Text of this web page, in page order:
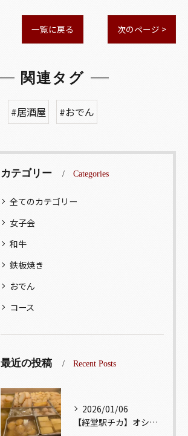
一覧に戻る 次のページ >
関連タグ
#居酒屋 #おでん
カテゴリー Categories
全てのカテゴリー
女子会
和牛
鉄板焼き
おでん
コース
最近の投稿 Recent Posts
2026/01/06
【経堂駅チカ】オシャレ居酒屋🏮出汁が美味しいおでんがオススメ...